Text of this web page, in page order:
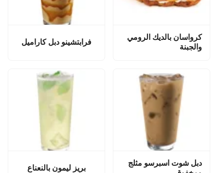
كرواسان بالديك الرومي
والجبنة
فرابتشينو دبل كاراميل
دبل شوت اسبرسو مثلج
بريز ليمون بالنعناع